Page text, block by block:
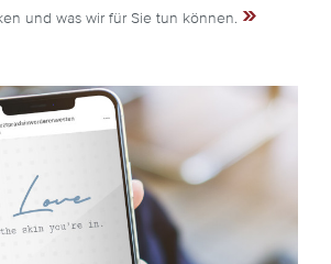
und was wir für Sie tun können. »